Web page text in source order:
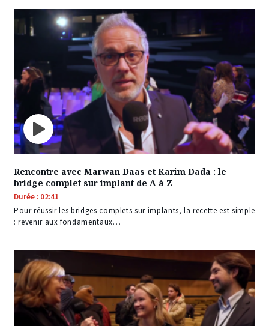
Rencontre avec Marwan Daas et Karim Dada : le
bridge complet sur implant de A à Z
Durée : 02:41
Pour réussir les bridges complets sur implants, la recette est simple
: revenir aux fondamentaux…